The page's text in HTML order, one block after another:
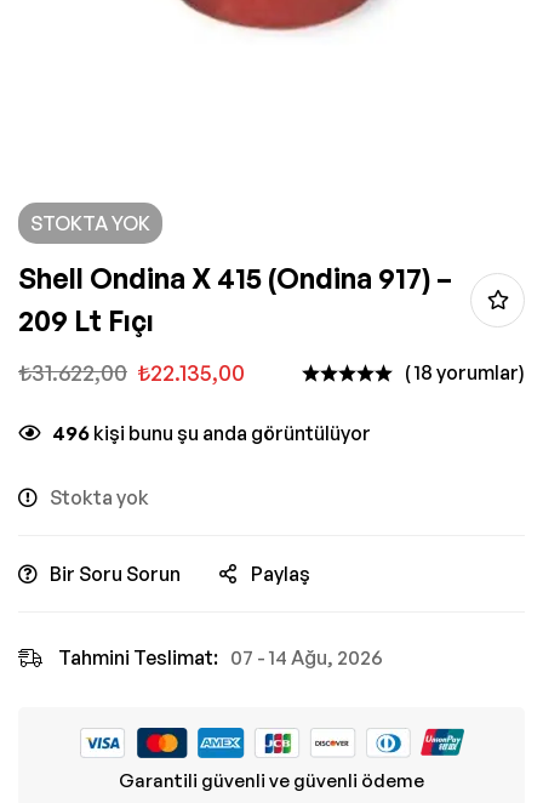
STOKTA YOK
Shell Ondina X 415 (Ondina 917) –
209 Lt Fıçı
₺31.622,00 ₺22.135,00 ( 18 yorumlar)
496 kişi bunu şu anda görüntülüyor
Stokta yok
Bir Soru Sorun Paylaş
Tahmini Teslimat: 07 - 14 Ağu, 2026
Garantili güvenli ve güvenli ödeme